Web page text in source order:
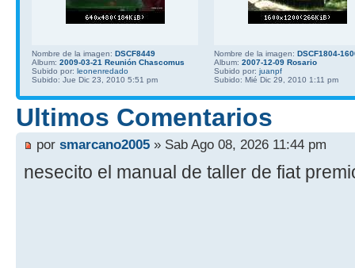
Nombre de la imagen: DSCF8449
Album: 2009-03-21 Reunión Chascomus
Subido por: leonenredado
Subido: Jue Dic 23, 2010 5:51 pm
Nombre de la imagen: DSCF1804-
Album: 2007-12-09 Rosario
Subido por: juanpf
Subido: Mié Dic 29, 2010 1:11 pm
Ultimos Comentarios
por smarcano2005 » Sab Ago 08, 2026 11:44 pm
nesecito el manual de taller de fiat